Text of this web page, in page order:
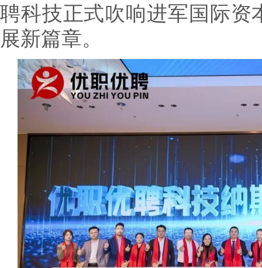
聘科技正式吹响进军国际资
展新篇章。